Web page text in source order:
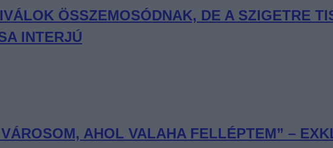
ÖSSZEMOSÓDNAK, DE A SZIGETRE
INTERJÚ
AHOL VALAHA FELLÉPTEM” –